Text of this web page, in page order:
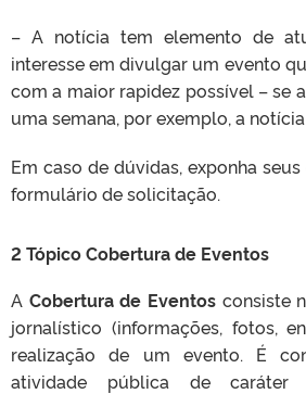
– A notícia tem elemento de
interesse em divulgar um evento
com a maior rapidez possível – se
uma semana, por exemplo, a notícia
Em caso de dúvidas, exponha
formulário de solicitação.
2 Tópico Cobertura de Eventos
A Cobertura de Eventos consiste
jornalístico (informações, fotos,
realização de um evento. É
atividade pública de caráter